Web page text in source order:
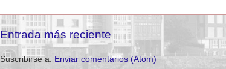
Entrada más reciente
Suscribirse a: Enviar comentarios (Atom)